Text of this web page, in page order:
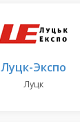
Луцк-Экспо
Луцк